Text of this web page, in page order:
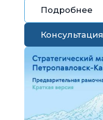
Подробнее
Консультация